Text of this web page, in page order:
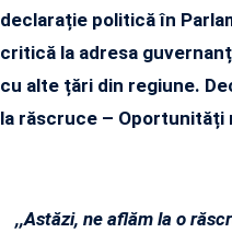
declarație politică în
critică la adresa
cu alte țări din regiune.
la răscruce – Oportunități
,,Astăzi, ne aflăm la o